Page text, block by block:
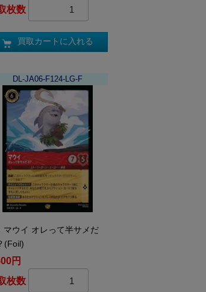
枚数
買取カートに入れる
DL-JA06-F124-LG-F
マウイ オレって半サメだ
(Foil)
円
枚数